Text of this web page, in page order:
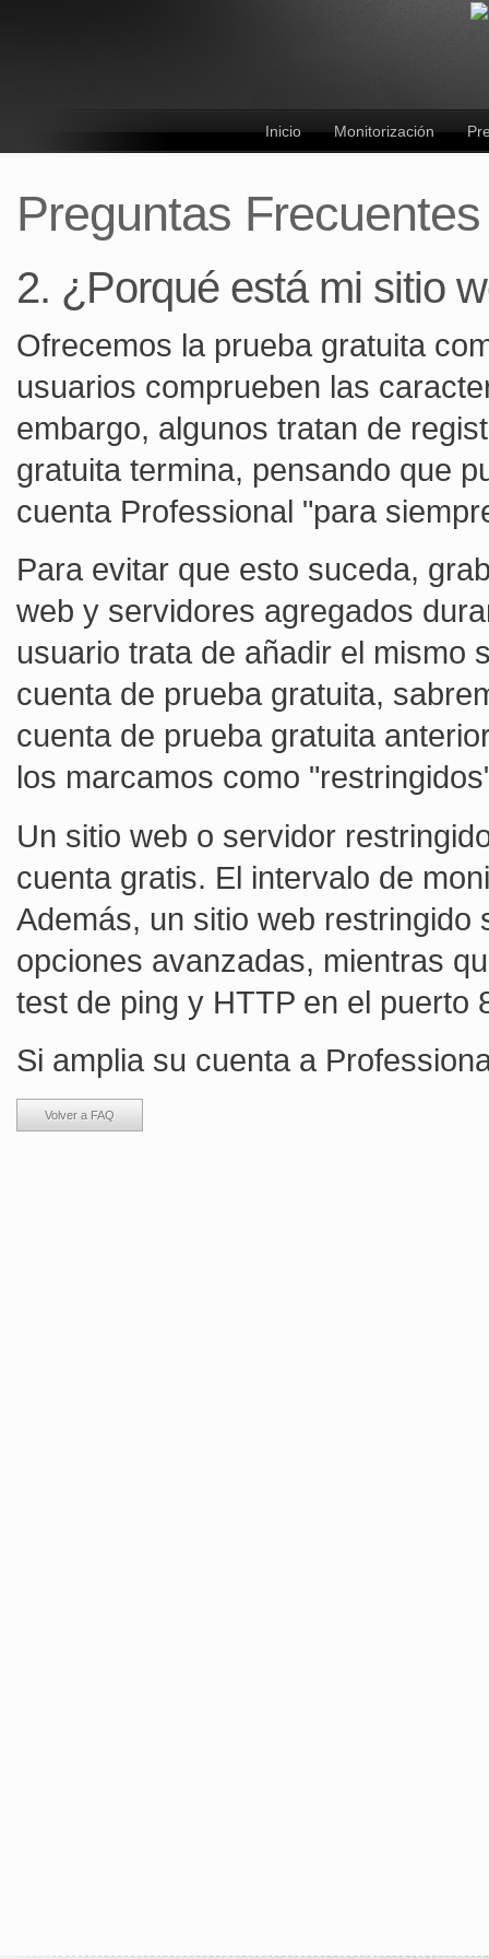
Inicio Monitorización
Preguntas
2. ¿Porqué está mi sitio
Ofrecemos la prueba gratuita
usuarios comprueben las
embargo, algunos tratan de
gratuita termina, pensando que
cuenta Professional "para
Para evitar que esto suceda,
web y servidores agregados
usuario trata de añadir el mismo
cuenta de prueba gratuita,
cuenta de prueba gratuita
los marcamos como
Un sitio web o servidor
cuenta gratis. El intervalo de
Además, un sitio web
opciones avanzadas, mientras
test de ping y HTTP en el puerto
Si amplia su cuenta a
Volver a FAQ